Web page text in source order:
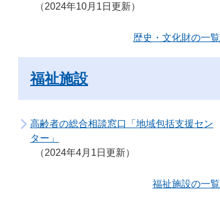
2024年10月1日更新
歴史・文化財の一覧
福祉施設
高齢者の総合相談窓口「地域包括支援セン
ター」
2024年4月1日更新
福祉施設の一覧